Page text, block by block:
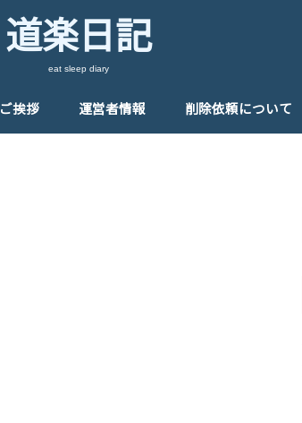
道楽日記
eat sleep diary
ご挨拶 運営者情報 削除依頼について